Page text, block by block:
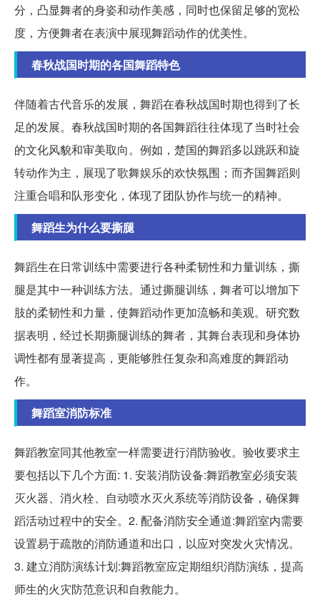
分，凸显舞者的身姿和动作美感，同时也保留足够的宽松
度，方便舞者在表演中展现舞蹈动作的优美性。
春秋战国时期的各国舞蹈特色
伴随着古代音乐的发展，舞蹈在春秋战国时期也得到了长
足的发展。春秋战国时期的各国舞蹈往往体现了当时社会
的文化风貌和审美取向。例如，楚国的舞蹈多以跳跃和旋
转动作为主，展现了歌舞娱乐的欢快氛围；而齐国舞蹈则
注重合唱和队形变化，体现了团队协作与统一的精神。
舞蹈生为什么要撕腿
舞蹈生在日常训练中需要进行各种柔韧性和力量训练，撕
腿是其中一种训练方法。通过撕腿训练，舞者可以增加下
肢的柔韧性和力量，使舞蹈动作更加流畅和美观。研究数
据表明，经过长期撕腿训练的舞者，其舞台表现和身体协
调性都有显著提高，更能够胜任复杂和高难度的舞蹈动
作。
舞蹈室消防标准
舞蹈教室同其他教室一样需要进行消防验收。验收要求主
要包括以下几个方面: 1. 安装消防设备:舞蹈教室必须安装
灭火器、消火栓、自动喷水灭火系统等消防设备，确保舞
蹈活动过程中的安全。2. 配备消防安全通道:舞蹈室内需要
设置易于疏散的消防通道和出口，以应对突发火灾情况。
3. 建立消防演练计划:舞蹈教室应定期组织消防演练，提高
师生的火灾防范意识和自救能力。